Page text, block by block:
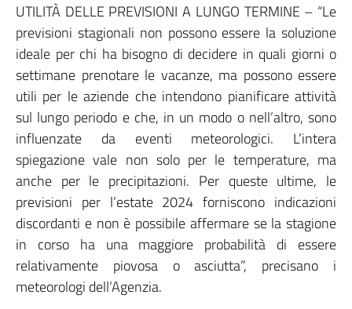
UTILITÀ DELLE PREVISIONI A LUNGO TERMINE – “Le
previsioni stagionali non possono essere la soluzione
ideale per chi ha bisogno di decidere in quali giorni o
settimane prenotare le vacanze, ma possono essere
utili per le aziende che intendono pianificare attività
sul lungo periodo e che, in un modo o nell’altro, sono
influenzate da eventi meteorologici. L’intera
spiegazione vale non solo per le temperature, ma
anche per le precipitazioni. Per queste ultime, le
previsioni per l’estate 2024 forniscono indicazioni
discordanti e non è possibile affermare se la stagione
in corso ha una maggiore probabilità di essere
relativamente piovosa o asciutta”, precisano i
meteorologi dell’Agenzia.